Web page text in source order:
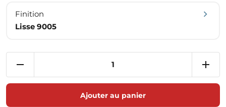
Finition
Lisse 9005
Ajouter au panier